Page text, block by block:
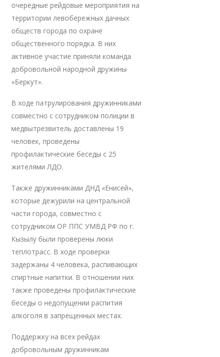
очередные рейдовые мероприятия на
территории левобережных дачных
обществ города по охране
общественного порядка. В них
активное участие приняли команда
добровольной народной дружины
«Беркут».
В ходе патрулирования дружинниками
совместно с сотрудником полиции в
медвытрезвитель доставлены 19
человек, проведены
профилактические беседы с 25
жителями ЛДО.
Также дружинниками ДНД «Енисей»,
которые дежурили на центральной
части города, совместно с
сотрудником ОР ППС УМВД РФ по г.
Кызылу были проверены люки
теплотрасс. В ходе проверки
задержаны 4 человека, распивающих
спиртные напитки. В отношении них
также проведены профилактические
беседы о недопущении распития
алкоголя в запрещенных местах.
Поддержку на всех рейдах
добровольным дружинникам